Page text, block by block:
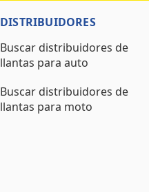
DISTRIBUIDORES
Buscar distribuidores de
llantas para auto
Buscar distribuidores de
llantas para moto